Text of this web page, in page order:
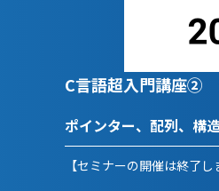
C言語超入門講座②
ポインター、配列、構
【セミナーの開催は終了し